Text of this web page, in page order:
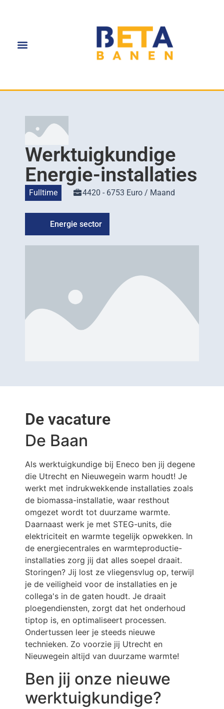
Werktuigkundige
Energie-installaties
Fulltime 4420 - 6753 Euro / Maand
Energie sector
De vacature
De Baan
Als werktuigkundige bij Eneco ben jij degene
die Utrecht en Nieuwegein warm houdt! Je
werkt met indrukwekkende installaties zoals
de biomassa-installatie, waar resthout
omgezet wordt tot duurzame warmte.
Daarnaast werk je met STEG-units, die
elektriciteit en warmte tegelijk opwekken. In
de energiecentrales en warmteproductie-
installaties zorg jij dat alles soepel draait.
Storingen? Jij lost ze vliegensvlug op, terwijl
je de veiligheid voor de installaties en je
collega's in de gaten houdt. Je draait
ploegendiensten, zorgt dat het onderhoud
tiptop is, en optimaliseert processen.
Ondertussen leer je steeds nieuwe
technieken. Zo voorzie jij Utrecht en
Nieuwegein altijd van duurzame warmte!
Ben jij onze nieuwe
werktuigkundige?